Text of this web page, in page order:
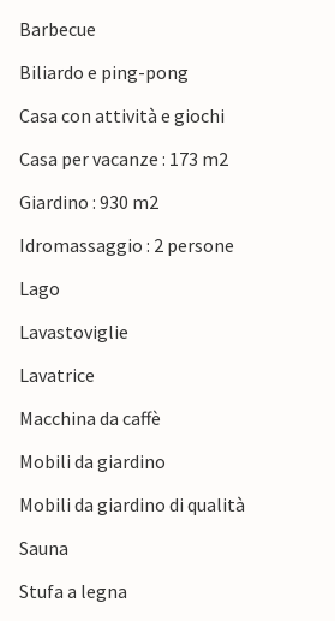
Barbecue
Biliardo e ping-pong
Casa con attività e giochi
Casa per vacanze : 173 m2
Giardino : 930 m2
Idromassaggio : 2 persone
Lago
Lavastoviglie
Lavatrice
Macchina da caffè
Mobili da giardino
Mobili da giardino di qualità
Sauna
Stufa a legna